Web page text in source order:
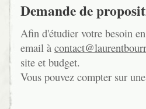
Demande de
Afin d'étudier votre besoin
email à
site et budget.
Vous pouvez compter sur une